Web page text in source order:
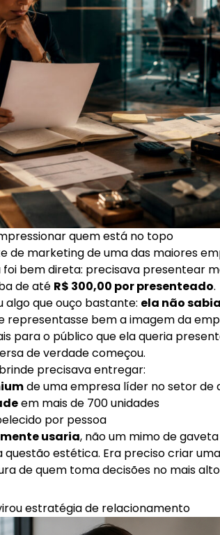
quem está no topo
de marketing de uma das maiores
bem direta: precisava presentear
de até R$ 300,00 por presenteado.
que ouço bastante: ela não
representasse bem a imagem da
para o público que ela queria
de verdade começou.
precisava entregar:
de uma empresa líder no setor de
em mais de 700 unidades
por pessoa
usaria, não um mimo de gaveta
questão estética. Era preciso criar
de quem toma decisões no mais
estratégia de relacionamento